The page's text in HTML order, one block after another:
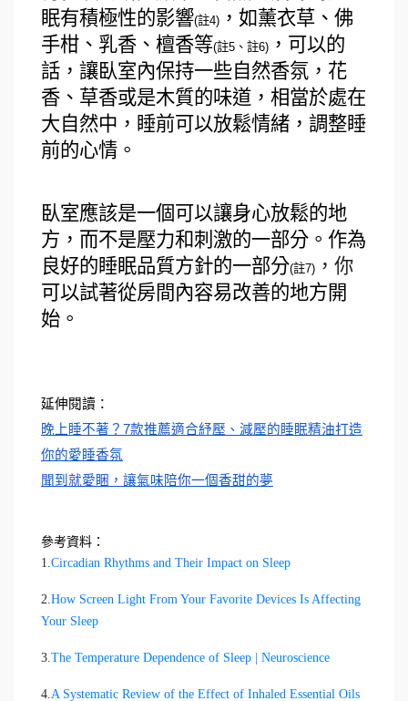
眠有積極性的影響(註4) ，如薰衣草、佛
手柑、乳香、檀香等(註5、註6) ，可以的
話，讓臥室內保持一些自然香氛，花
香、草香或是木質的味道，相當於處在
大自然中，睡前可以放鬆情緒，調整睡
前的心情。
臥室應該是一個可以讓身心放鬆的地
方，而不是壓力和刺激的一部分。作為
良好的睡眠品質方針的一部分(註7) ，你
可以試著從房間內容易改善的地方開
始。
延伸閱讀：
晚上睡不著？7款推薦適合紓壓、減壓的睡眠精油打造
你的愛睡香氛
聞到就愛睏，讓氣味陪你一個香甜的夢
參考資料：
1. Circadian Rhythms and Their Impact on Sleep
2. How Screen Light From Your Favorite Devices Is Affecting
Your Sleep
3. The Temperature Dependence of Sleep | Neuroscience
4. A Systematic Review of the Effect of Inhaled Essential Oils